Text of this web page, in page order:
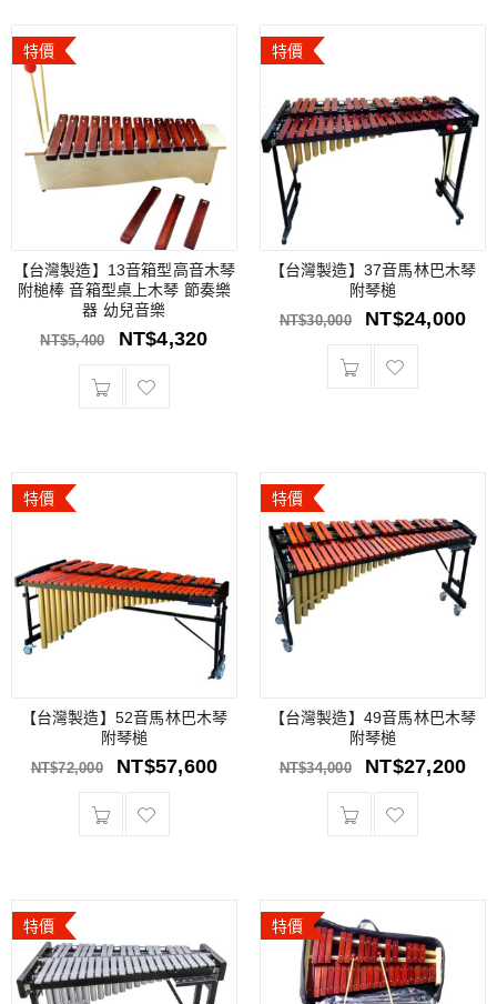
特價
【台灣製造】13音箱型高音木琴
附槌棒 音箱型桌上木琴 節奏樂
器 幼兒音樂
NT$5,400 NT$4,320
特價
【台灣製造】37音馬林巴木琴
附琴槌
NT$30,000 NT$24,000
特價
【台灣製造】52音馬林巴木琴
附琴槌
NT$72,000 NT$57,600
特價
【台灣製造】49音馬林巴木琴
附琴槌
NT$34,000 NT$27,200
特價 特價